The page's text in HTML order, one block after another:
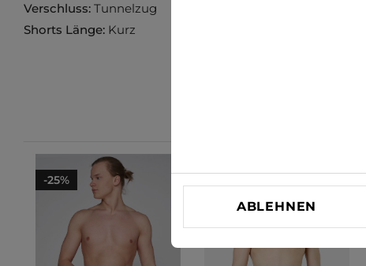
Verschluss: Tunnelzug
Shorts Länge: Kurz
-25%
ABLEHNEN